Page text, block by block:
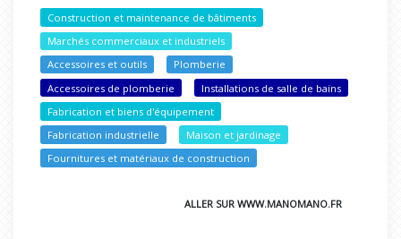
Construction et maintenance de bâtiments
Marchés commerciaux et industriels
Accessoires et outils
Plomberie
Accessoires de plomberie
Installations de salle de bains
Fabrication et biens d'équipement
Fabrication industrielle
Maison et jardinage
Fournitures et matériaux de construction
ALLER SUR WWW.MANOMANO.FR